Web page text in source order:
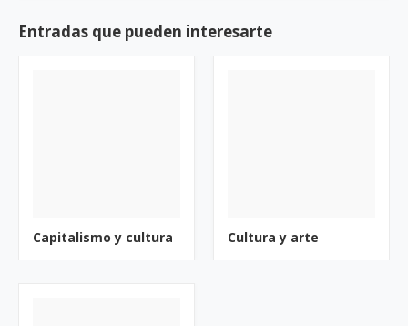
Entradas que pueden interesarte
Capitalismo y cultura Cultura y arte